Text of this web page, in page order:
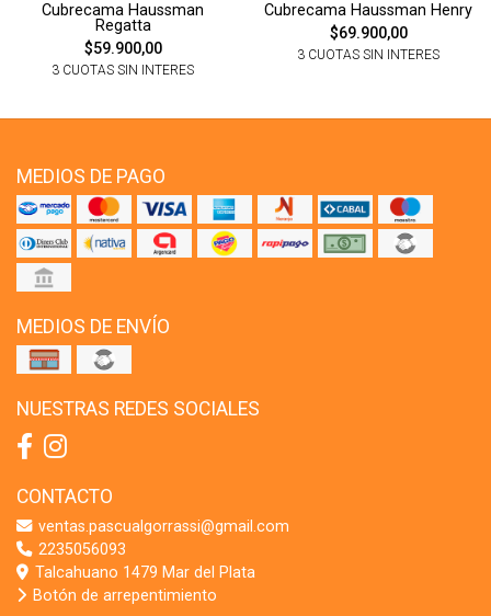
Cubrecama Haussman
Regatta
$59.900,00
3 CUOTAS SIN INTERES
Cubrecama Haussman Henry
$69.900,00
3 CUOTAS SIN INTERES
MEDIOS DE PAGO
MEDIOS DE ENVÍO
NUESTRAS REDES SOCIALES
CONTACTO
ventas.pascualgorrassi@gmail.com
2235056093
Talcahuano 1479 Mar del Plata
Botón de arrepentimiento